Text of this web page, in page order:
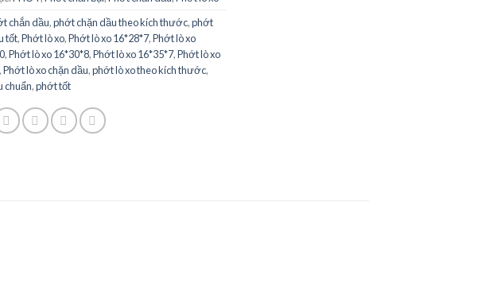
chắn dầu,phớt chặn dầu theo kích thước,phớt
tốt,Phớt lò xo,Phớt lò xo 16*28*7,Phớt lò xo
,Phớt lò xo 16*30*8,Phớt lò xo 16*35*7,Phớt lò xo
,Phớt lò xo chặn dầu,phớt lò xo theo kích thước,
chuẩn,phớt tốt